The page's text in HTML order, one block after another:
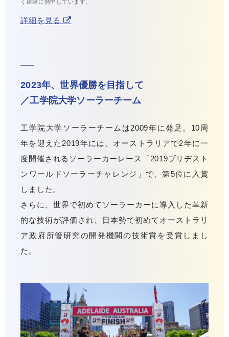
く建築に熱中しています。
詳細を見る
2023年、世界優勝を目指して
／工学院大学ソーラーチーム
工学院大学ソーラーチームは2009年に発足。10周
年を迎えた2019年には、オーストラリアで2年に一
度開催されるソーラーカーレース「2019ブリヂスト
ンワールドソーラーチャレンジ」で、第5位に入賞
しました。
さらに、世界で初めてソーラーカーに導入した革新
的な技術が評価され、日本勢で初めてオーストラリ
ア政府所管研究の開発機関の技術賞を受賞しまし
た。